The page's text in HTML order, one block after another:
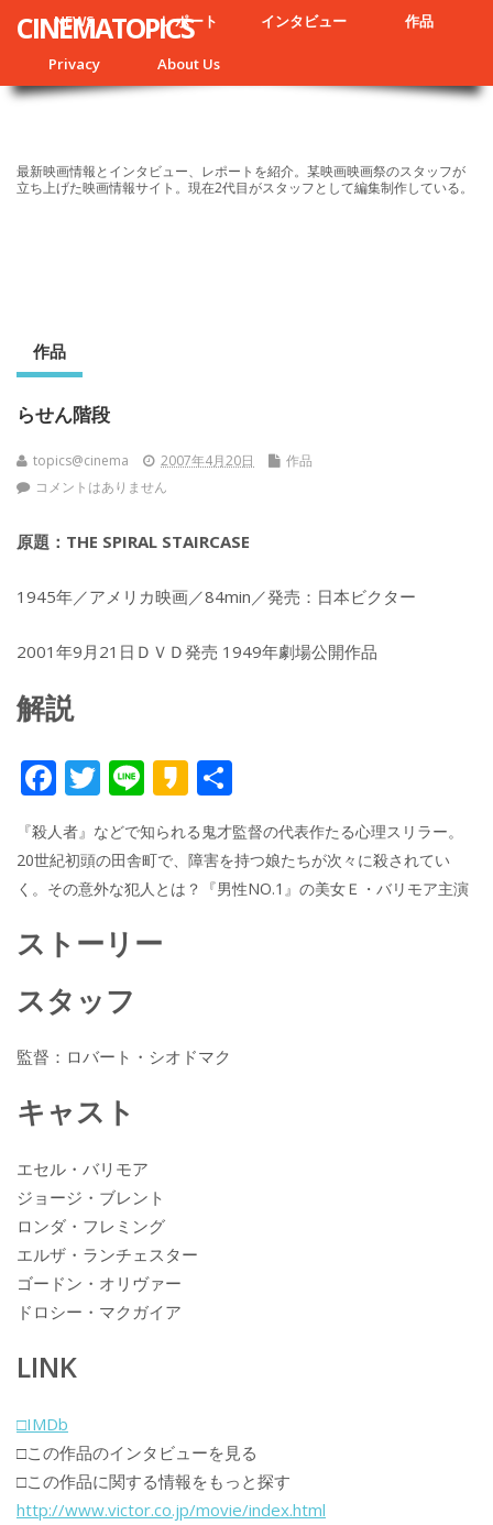
NEWS レポート インタビュー 作品
Privacy About Us
CINEMATOPICS
最新映画情報とインタビュー、レポートを紹介。某映画映画祭のスタッフが
立ち上げた映画情報サイト。現在2代目がスタッフとして編集制作している。
作品
らせん階段
topics@cinema 2007年4月20日
作品
コメントはありません
原題：THE SPIRAL STAIRCASE
1945年／アメリカ映画／84min／発売：日本ビクター
2001年9月21日ＤＶＤ発売 1949年劇場公開作品
解説
F
ac
e
b
o
k
T
w
itt
er
Li
e
K
k
a
有
『殺人者』などで知られる鬼才監督の代表作たる心理スリラー。
20世紀初頭の田舎町で、障害を持つ娘たちが次々に殺されてい
く。その意外な犯人とは？『男性NO.1』の美女Ｅ・バリモア主演
ストーリー
スタッフ
監督：ロバート・シオドマク
キャスト
エセル・バリモア
ジョージ・ブレント
ロンダ・フレミング
エルザ・ランチェスター
ゴードン・オリヴァー
ドロシー・マクガイア
LINK
□IMDb
□この作品のインタビューを見る
□この作品に関する情報をもっと探す
http://www.victor.co.jp/movie/index.html